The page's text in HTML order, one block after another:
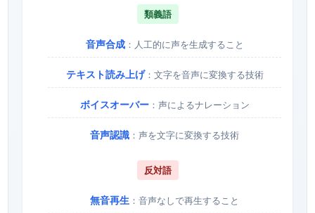
類義語
音声合成：人工的に声を生成すること
テキスト読み上げ：文字を音声に変換する技術
ボイスオーバー：声によるナレーション
音声認識 ：声を文字に変換する技術
反対語
無音再生 ：音声なしで再生すること